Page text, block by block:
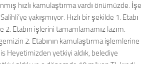
hızlı kamulaştırma vardı önümüzde. İşe
yakışmıyor. Hızlı bir şekilde 1. Etabı
Etabın işlerini tamamlamamız lazım.
2. Etabının kamulaştırma işlemlerine
Heyetimizden yetkiyi aldık, belediye